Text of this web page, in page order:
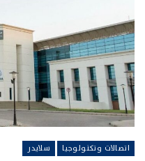
اتصالات وتكنولوجيا سلايدر